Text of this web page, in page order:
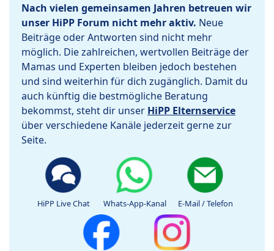
Nach vielen gemeinsamen Jahren betreuen wir
unser HiPP Forum nicht mehr aktiv. Neue
Beiträge oder Antworten sind nicht mehr
möglich. Die zahlreichen, wertvollen Beiträge der
Mamas und Experten bleiben jedoch bestehen
und sind weiterhin für dich zugänglich. Damit du
auch künftig die bestmögliche Beratung
bekommst, steht dir unser HiPP Elternservice
über verschiedene Kanäle jederzeit gerne zur
Seite.
HiPP Live Chat Whats-App-Kanal E-Mail / Telefon